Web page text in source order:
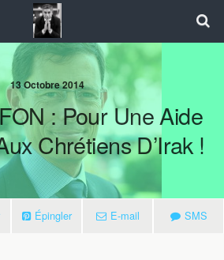
13 Octobre 2014
: Pour Une Aide
Chrétiens D’Irak !
Épingler E-mail SMS